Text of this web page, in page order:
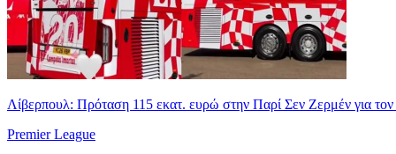
Λίβερπουλ: Πρόταση 115 εκατ. ευρώ στην Παρί Σεν Ζερμέν για
Premier League